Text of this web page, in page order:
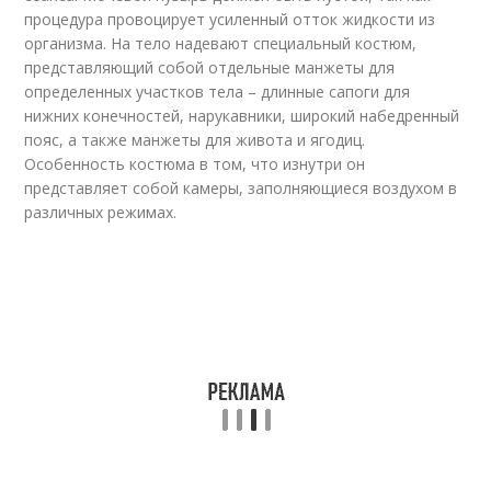
процедура провоцирует усиленный отток жидкости из
организма. На тело надевают специальный костюм,
представляющий собой отдельные манжеты для
определенных участков тела – длинные сапоги для
нижних конечностей, нарукавники, широкий набедренный
пояс, а также манжеты для живота и ягодиц.
Особенность костюма в том, что изнутри он
представляет собой камеры, заполняющиеся воздухом в
различных режимах.